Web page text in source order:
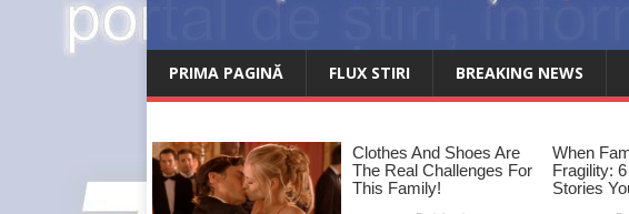
PRIMA PAGINĂ FLUX STIRI BREAKING NEWS